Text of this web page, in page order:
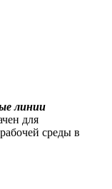
линии
для
среды в